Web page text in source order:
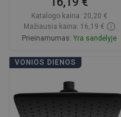
Katalogo kaina: 20,20 €
Mažiausia kaina: 16,19 €
Prieinamumas: Yra sandėlyje
Į krepšelį
favorite_border
VONIOS DIENOS